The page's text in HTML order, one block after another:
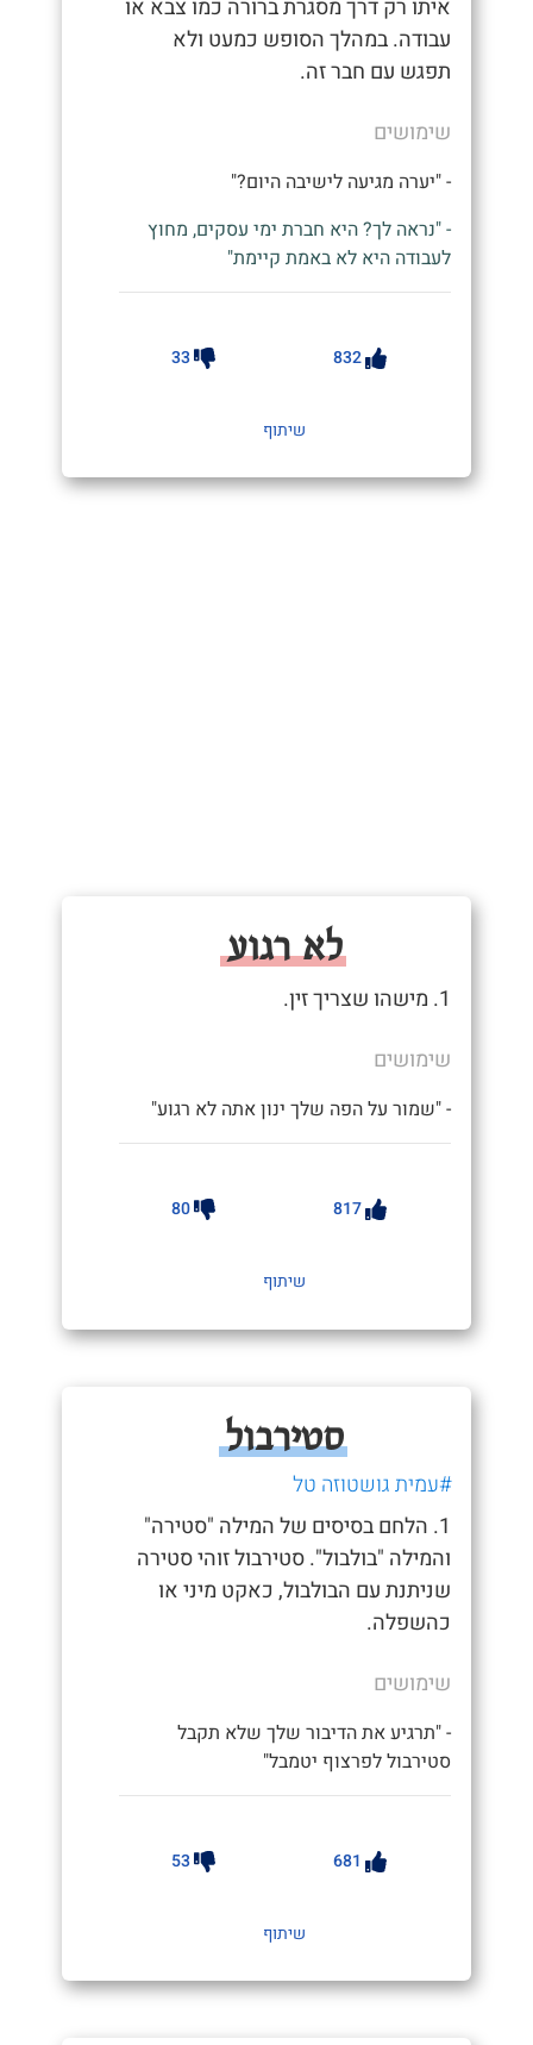
איתו רק דרך מסגרת ברורה כמו צבא או
עבודה. במהלך הסופש כמעט ולא
תפגש עם חבר זה.
שימושים
- "יערה מגיעה לישיבה היום?"
- "נראה לך? היא חברת ימי עסקים, מחוץ
לעבודה היא לא באמת קיימת"
832
33
שיתוף
לא רגוע
1. מישהו שצריך זין.
שימושים
- "שמור על הפה שלך ינון אתה לא רגוע"
817
80
שיתוף
סטירבול
#עמית גושטוזה טל
1. הלחם בסיסים של המילה "סטירה"
והמילה "בולבול". סטירבול זוהי סטירה
שניתנת עם הבולבול, כאקט מיני או
כהשפלה.
שימושים
- "תרגיע את הדיבור שלך שלא תקבל
סטירבול לפרצוף יטמבל"
681
53
שיתוף